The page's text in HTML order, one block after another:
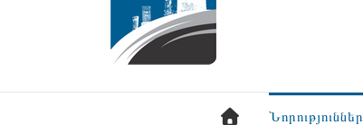
Նորություններ